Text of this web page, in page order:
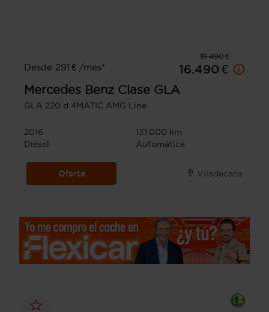
19.490 €
Desde 291 € /mes*
16.490 €
Mercedes Benz Clase GLA
GLA 220 d 4MATIC AMG Line
2016
131.000 km
Diésel
Automática
Oferta Viladecans